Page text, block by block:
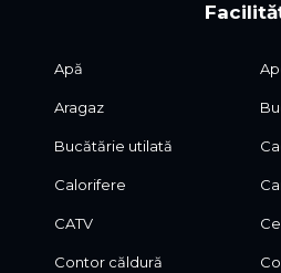
Apă
Aragaz
Bucătărie utilată
Calorifere
CATV
Contor căldură